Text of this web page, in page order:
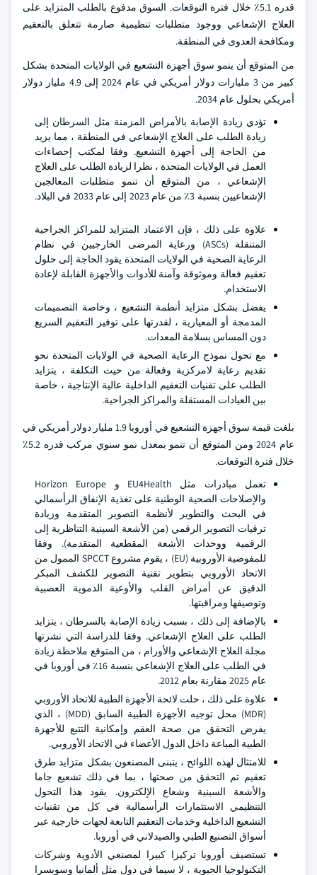
قدره 5.1٪ خلال فترة التوقعات. السوق مدفوع بالطلب المتزايد على
العلاج الإشعاعي ووجود متطلبات تنظيمية صارمة تتعلق بالتعقيم
ومكافحة العدوى في المنطقة.
من المتوقع أن ينمو سوق أجهزة التشعيع في الولايات المتحدة بشكل
كبير من 3 مليارات دولار أمريكي في عام 2024 إلى 4.9 مليار دولار
أمريكي بحلول عام 2034.
تؤدي زيادة الإصابة بالأمراض المزمنة مثل السرطان إلى
زيادة الطلب على العلاج الإشعاعي في المنطقة ، مما يزيد
من الحاجة إلى أجهزة التشعيع. وفقا لمكتب إحصاءات
العمل في الولايات المتحدة ، نظرا لزيادة الطلب على العلاج
الإشعاعي ، من المتوقع أن تنمو متطلبات المعالجين
الإشعاعيين بنسبة 3٪ من عام 2023 إلى عام 2033 في البلاد.
علاوة على ذلك ، فإن الاعتماد المتزايد للمراكز الجراحية
المتنقلة (ASCs) ورعاية المرضى الخارجيين في نظام
الرعاية الصحية في الولايات المتحدة يقود الحاجة إلى حلول
تعقيم فعالة وموثوقة وآمنة للأدوات والأجهزة القابلة لإعادة
الاستخدام.
يفضل بشكل متزايد أنظمة التشعيع ، وخاصة التصميمات
المدمجة أو المعيارية ، لقدرتها على توفير التعقيم السريع
دون المساس بسلامة المعدات.
مع تحول نموذج الرعاية الصحية في الولايات المتحدة نحو
تقديم رعاية لامركزية وفعالة من حيث التكلفة ، يتزايد
الطلب على تقنيات التعقيم الداخلية عالية الإنتاجية ، خاصة
بين العيادات المستقلة والمراكز الجراحية.
بلغت قيمة سوق أجهزة التشعيع في أوروبا 1.9 مليار دولار أمريكي في
عام 2024 ومن المتوقع أن تنمو بمعدل نمو سنوي مركب قدره 5.2٪
خلال فترة التوقعات.
تعمل مبادرات مثل EU4Health و Horizon Europe
والإصلاحات الصحية الوطنية على تغذية الإنفاق الرأسمالي
في البحث والتطوير لأنظمة التصوير المتقدمة وزيادة
ترقيات التصوير الرقمي (من الأشعة السينية التناظرية إلى
الرقمية ووحدات الأشعة المقطعية المتقدمة). وفقا
للمفوضية الأوروبية (EU) ، يقوم مشروع SPCCT الممول من
الاتحاد الأوروبي بتطوير تقنية التصوير للكشف المبكر
الدقيق عن أمراض القلب والأوعية الدموية العصبية
وتوصيفها ومراقبتها.
بالإضافة إلى ذلك ، بسبب زيادة الإصابة بالسرطان ، يتزايد
الطلب على العلاج الإشعاعي. وفقا للدراسة التي نشرتها
مجلة العلاج الإشعاعي والأورام ، من المتوقع ملاحظة زيادة
في الطلب على العلاج الإشعاعي بنسبة 16٪ في أوروبا في
عام 2025 مقارنة بعام 2012.
علاوة على ذلك ، حلت لائحة الأجهزة الطبية للاتحاد الأوروبي
(MDR) محل توجيه الأجهزة الطبية السابق (MDD) ، الذي
يفرض التحقق من صحة العقم وإمكانية التتبع للأجهزة
الطبية المباعة داخل الدول الأعضاء في الاتحاد الأوروبي.
للامتثال لهذه اللوائح ، يتبنى المصنعون بشكل متزايد طرق
تعقيم تم التحقق من صحتها ، بما في ذلك تشعيع جاما
والأشعة السينية وشعاع الإلكترون. يقود هذا التحول
التنظيمي الاستثمارات الرأسمالية في كل من تقنيات
التشعيع الداخلية وخدمات التعقيم التابعة لجهات خارجية عبر
أسواق التصنيع الطبي والصيدلاني في أوروبا.
تستضيف أوروبا تركيزا كبيرا لمصنعي الأدوية وشركات
التكنولوجيا الحيوية ، لا سيما في دول مثل ألمانيا وسويسرا